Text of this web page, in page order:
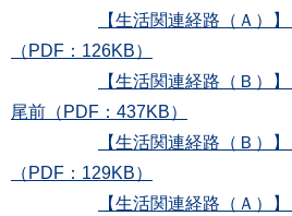
【生活関連経路（Ａ）
（PDF：126KB）
【生活関連経路（Ｂ）
尾前（PDF：437KB）
【生活関連経路（Ｂ）
（PDF：129KB）
【生活関連経路（Ａ）